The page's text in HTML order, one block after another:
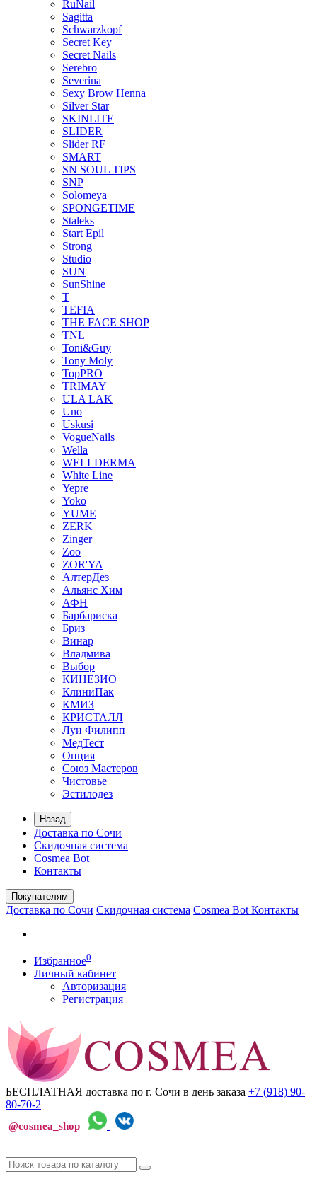
RuNail
Sagitta
Schwarzkopf
Secret Key
Secret Nails
Serebro
Severina
Sexy Brow Henna
Silver Star
SKINLITE
SLIDER
Slider RF
SMART
SN SOUL TIPS
SNP
Solomeya
SPONGETIME
Staleks
Start Epil
Strong
Studio
SUN
SunShine
T
TEFIA
THE FACE SHOP
TNL
Toni&Guy
Tony Moly
TopPRO
TRIMAY
ULA LAK
Uno
Uskusi
VogueNails
Wella
WELLDERMA
White Line
Yepre
Yoko
YUME
ZERK
Zinger
Zoo
ZOR'YA
АлтерДез
Альянс Хим
АФН
Барбариска
Бриз
Винар
Владмива
Выбор
КИНЕЗИО
КлиниПак
КМИЗ
КРИСТАЛЛ
Луи Филипп
МедТест
Опция
Союз Мастеров
Чистовье
Эстилодез
Назад
Доставка по Сочи
Скидочная система
Cosmea Bot
Контакты
Покупателям
Доставка по Сочи Скидочная система Cosmea Bot Контакты
Избранное0
Личный кабинет
Авторизация
Регистрация
БЕСПЛАТНАЯ доставка по г. Сочи в день заказа +7 (918) 90-
80-70-2
@cosmea_shop